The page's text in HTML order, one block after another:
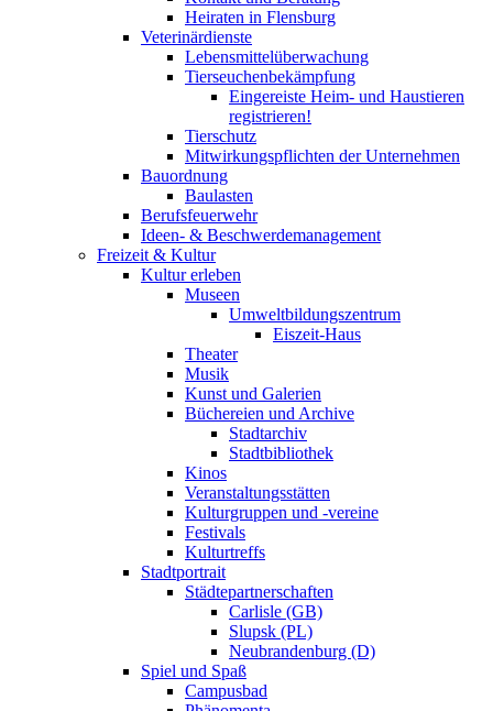
Heiraten in Flensburg
Veterinärdienste
Lebensmittelüberwachung
Tierseuchenbekämpfung
Eingereiste Heim- und Haustieren
registrieren!
Tierschutz
Mitwirkungspflichten der Unternehmen
Bauordnung
Baulasten
Berufsfeuerwehr
Ideen- & Beschwerdemanagement
Freizeit & Kultur
Kultur erleben
Museen
Umweltbildungszentrum
Eiszeit-Haus
Theater
Musik
Kunst und Galerien
Büchereien und Archive
Stadtarchiv
Stadtbibliothek
Kinos
Veranstaltungsstätten
Kulturgruppen und -vereine
Festivals
Kulturtreffs
Stadtportrait
Städtepartnerschaften
Carlisle (GB)
Slupsk (PL)
Neubrandenburg (D)
Spiel und Spaß
Campusbad